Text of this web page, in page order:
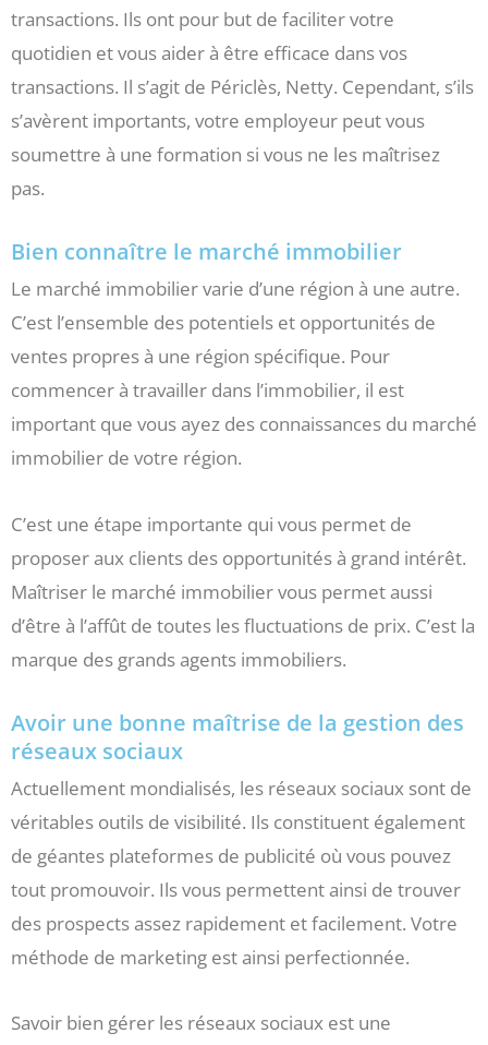
transactions. Ils ont pour but de faciliter votre
quotidien et vous aider à être efficace dans vos
transactions. Il s’agit de Périclès, Netty. Cependant, s’ils
s’avèrent importants, votre employeur peut vous
soumettre à une formation si vous ne les maîtrisez
pas.
Bien connaître le marché immobilier
Le marché immobilier varie d’une région à une autre.
C’est l’ensemble des potentiels et opportunités de
ventes propres à une région spécifique. Pour
commencer à travailler dans l’immobilier, il est
important que vous ayez des connaissances du marché
immobilier de votre région.
C’est une étape importante qui vous permet de
proposer aux clients des opportunités à grand intérêt.
Maîtriser le marché immobilier vous permet aussi
d’être à l’affût de toutes les fluctuations de prix. C’est la
marque des grands agents immobiliers.
Avoir une bonne maîtrise de la gestion des
réseaux sociaux
Actuellement mondialisés, les réseaux sociaux sont de
véritables outils de visibilité. Ils constituent également
de géantes plateformes de publicité où vous pouvez
tout promouvoir. Ils vous permettent ainsi de trouver
des prospects assez rapidement et facilement. Votre
méthode de marketing est ainsi perfectionnée.
Savoir bien gérer les réseaux sociaux est une